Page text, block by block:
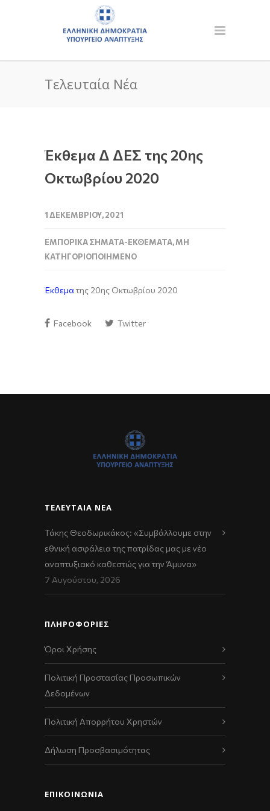
Τελευταία Νέα
Έκθεμα Δ ΔΕΣ της 20ης
Οκτωβρίου 2020
1 ΔΕΚΕΜΒΡΊΟΥ, 2021
ΕΜΠΟΡΙΚΆ ΣΉΜΑΤΑ-ΕΚΘΈΜΑΤΑ,ΜΗ
ΚΑΤΗΓΟΡΙΟΠΟΙΗΜΈΝΟ
Έκθεμα της 20ης Οκτωβρίου 2020
Facebook Twitter
ΤΕΛΕΥΤΑΊΑ ΝΈΑ
Τάκης Θεοδωρικάκος: «Συμβάλλουμε στην
εθνική ασφάλεια της πατρίδας μας με νέο
αναπτυξιακό καθεστώς για την Άμυνα»
7 Αυγούστου, 2026
ΠΛΗΡΟΦΟΡΙΕΣ
Όροι Χρήσης
Πολιτική Προστασίας Προσωπικών
Δεδομένων
Πολιτική Απορρήτου Χρηστών
Δήλωση Προσβασιμότητας
ΕΠΙΚΟΙΝΩΝΊΑ